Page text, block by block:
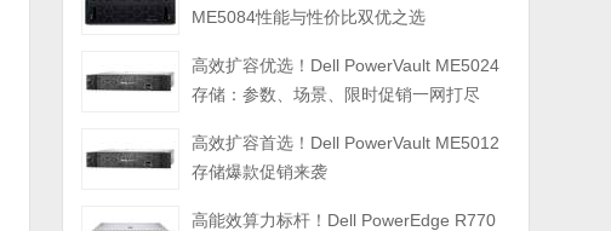
ME5084性能与性价比双优之选
高效扩容优选！Dell PowerVault ME5024
存储：参数、场景、限时促销一网打尽
高效扩容首选！Dell PowerVault ME5012
存储爆款促销来袭
高能效算力标杆！Dell PowerEdge R770